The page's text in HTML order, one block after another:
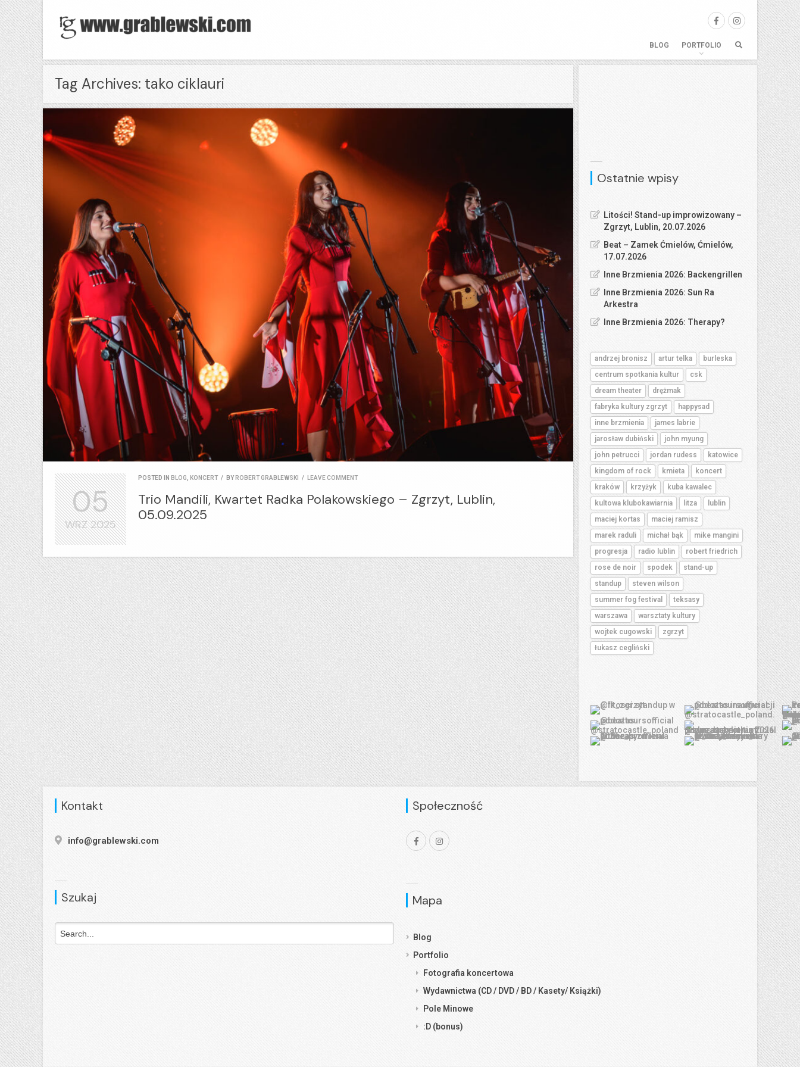
BLOG PORTFOLIO
Tag Archives: tako ciklauri
POSTED IN BLOG KONCERT / BY ROBERT GRABLEWSKI / LEAVE COMMENT
Trio Mandili, Kwartet Radka Polakowskiego – Zgrzyt, Lublin,
05.09.2025
05
WRZ2025
Ostatnie wpisy
Litości! Stand-up improwizowany –
Zgrzyt, Lublin, 20.07.2026
Beat – Zamek Ćmielów, Ćmielów,
17.07.2026
Inne Brzmienia 2026: Backengrillen
Inne Brzmienia 2026: Sun Ra
Arkestra
Inne Brzmienia 2026: Therapy?
andrzej bronisz artur telka
burleska
centrum spotkania kultur
csk
dream theater
drężmak
fabryka kultury zgrzyt
happysad
inne brzmienia
james labrie
jarosław dubiński
john myung
john petrucci
jordan rudess
katowice
kingdom of rock
kmieta
koncert
kraków
krzyżyk
kuba kawalec
kultowa klubokawiarnia
litza
lublin
maciej kortas
maciej ramisz
marek raduli
michał bąk
mike mangini
progresja
radio lublin
robert friedrich
rose de noir
spodek
stand-up
standup
steven wilson
summer fog festival
teksasy
warszawa
warsztaty kultury
wojtek cugowski
zgrzyt
łukasz cegliński
Kontakt
info@grablewski.com
Szukaj
Społeczność
Mapa
Blog
Portfolio
Fotografia koncertowa
Wydawnictwa (CD / DVD / BD / Kasety/ Książki)
Pole Minowe
:D (bonus)